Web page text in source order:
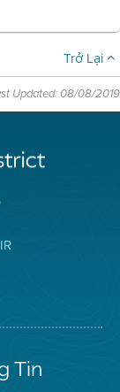
Trở Lại
Updated: 08/08/2019
Tin